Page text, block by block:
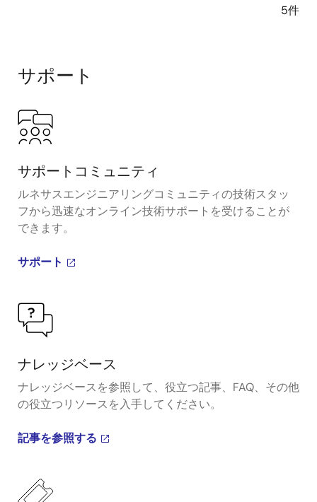
5件
サポート
サポートコミュニティ
ルネサスエンジニアリングコミュニティの技術スタッ
フから迅速なオンライン技術サポートを受けることが
できます。
サポート
ナレッジベース
ナレッジベースを参照して、役立つ記事、FAQ、その他
の役立つリソースを入手してください。
記事を参照する